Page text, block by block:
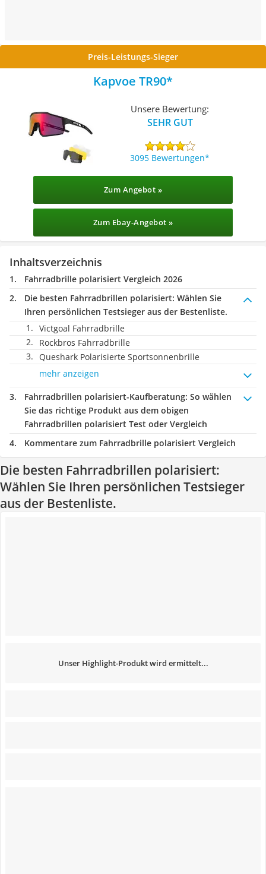
Preis-Leistungs-Sieger
Kapvoe TR90
Unsere Bewertung:
SEHR GUT
3095 Bewertungen
Zum Angebot »
Zum Ebay-Angebot »
Inhaltsverzeichnis
Fahrradbrille polarisiert Vergleich 2026
Die besten Fahrradbrillen polarisiert: Wählen Sie
Ihren persönlichen Testsieger aus der Bestenliste.
Victgoal Fahrradbrille
Rockbros Fahrradbrille
Queshark Polarisierte Sportsonnenbrille
mehr anzeigen
Fahrradbrillen polarisiert-Kaufberatung: So wählen
Sie das richtige Produkt aus dem obigen
Fahrradbrillen polarisiert Test oder Vergleich
Kommentare zum Fahrradbrille polarisiert Vergleich
Die besten Fahrradbrillen polarisiert:
Wählen Sie Ihren persönlichen Testsieger
aus der Bestenliste.
Unser Highlight-Produkt wird ermittelt...